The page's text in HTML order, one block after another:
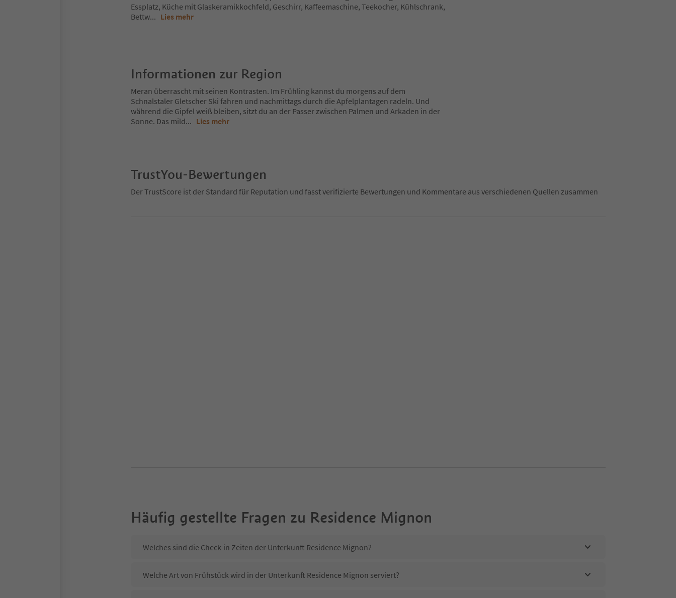
Essplatz, Küche mit Glaskeramikkochfeld, Geschirr, Kaffeemaschine, Teekocher, Kühlschrank,
Bettw... Lies mehr
Informationen zur Region
Meran überrascht mit seinen Kontrasten. Im Frühling kannst du morgens auf dem
Schnalstaler Gletscher Ski fahren und nachmittags durch die Apfelplantagen radeln. Und
während die Gipfel weiß bleiben, sitzt du an der Passer zwischen Palmen und Arkaden in der
Sonne. Das mild... Lies mehr
TrustYou-Bewertungen
Der TrustScore ist der Standard für Reputation und fasst verifizierte Bewertungen und Kommentare aus verschiedenen Quellen zusammen
Häufig gestellte Fragen zu Residence Mignon
Welches sind die Check-in Zeiten der Unterkunft Residence Mignon?
Welche Art von Frühstück wird in der Unterkunft Residence Mignon serviert?